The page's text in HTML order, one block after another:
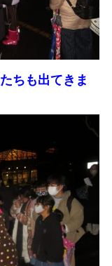
ちも出てきま